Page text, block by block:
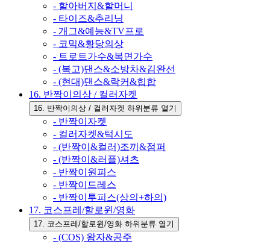
- 할아버지&할머니
- 타이즈&추리닝
- 개그&예능&TV프로
- 코믹&황당의상
- 트로트가수&복면가수
- (복고)댄스&소방차&김완선
- (현대)댄스&락커&힙합
16. 반짝이의상 / 컬러자켓
16. 반짝이의상 / 컬러자켓 하위분류 열기
- 반짝이자켓
- 컬러자켓&턱시도
- (반짝이&컬러)조끼&점퍼
- (반짝이&러플)셔츠
- 반짝이원피스
- 반짝이드레스
- 반짝이투피스(상의+하의)
17. 코스프레/할로윈/영화
17. 코스프레/할로윈/영화 하위분류 열기
- (COS) 왕자&공주